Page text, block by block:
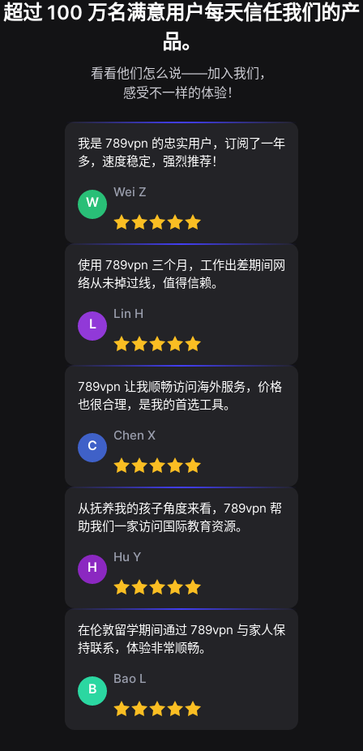
超过 100 万名满意用户每天信任我们的产
品。
看看他们怎么说——加入我们，
感受不一样的体验！
我是 789vpn 的忠实用户，订阅了一年
多，速度稳定，强烈推荐！
W
Wei Z
使用 789vpn 三个月，工作出差期间网
络从未掉过线，值得信赖。
L
Lin H
789vpn 让我顺畅访问海外服务，价格
也很合理，是我的首选工具。
C
Chen X
从抚养我的孩子角度来看，789vpn 帮
助我们一家访问国际教育资源。
H
Hu Y
在伦敦留学期间通过 789vpn 与家人保
持联系，体验非常顺畅。
B
Bao L